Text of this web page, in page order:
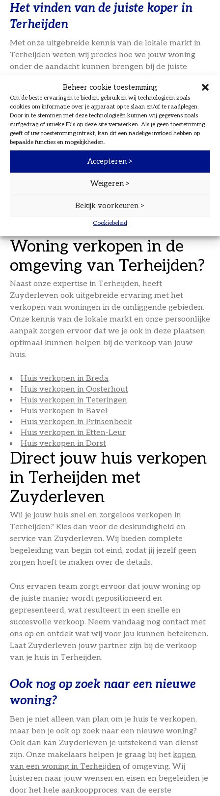
Beheer cookie toestemming
Om de beste ervaringen te bieden, gebruiken wij technologieën zoals
cookies om informatie over je apparaat op te slaan en/of te raadplegen.
Door in te stemmen met deze technologieën kunnen wij gegevens zoals
surfgedrag of unieke ID's op deze site verwerken. Als je geen toestemming
geeft of uw toestemming intrekt, kan dit een nadelige invloed hebben op
bepaalde functies en mogelijkheden.
Accepteren >
Weigeren >
Bekijk voorkeuren >
Cookiebeleid
Het vinden van de juiste koper in
Terheijden
Met onze uitgebreide kennis van de lokale markt in
Terheijden weten wij precies hoe we jouw woning
onder de aandacht kunnen brengen bij de juiste
en ons uitgebreide netwerk om potentiële kopers te
bereiken. Door onze gerichte aanpak vinden wij snel
de juiste koper voor jouw huis.
Wij nemen al het werk uit handen
Bij Zuyderleven nemen we alle zorgen uit handen.
Van het plannen en begeleiden van bezichtigingen tot
het onderhandelen over de verkoopprijs en het
Zo kun jij je richten op de toekomst, terwijl wij zorgen
voor een succesvolle verkoop van jouw woning.
Woning verkopen in de
omgeving van Terheijden?
Naast onze expertise in Terheijden, heeft
Zuyderleven ook uitgebreide ervaring met het
verkopen van woningen in de omliggende gebieden.
Onze kennis van de lokale markt en onze persoonlijke
aanpak zorgen ervoor dat we je ook in deze plaatsen
optimaal kunnen helpen bij de verkoop van jouw
huis.
Huis verkopen in Breda
Huis verkopen in Oosterhout
Huis verkopen in Teteringen
Huis verkopen in Bavel
Huis verkopen in Prinsenbeek
Huis verkopen in Etten-Leur
Huis verkopen in Dorst
Direct jouw huis verkopen
in Terheijden met
Zuyderleven
Wil je jouw huis snel en zorgeloos verkopen in
Terheijden? Kies dan voor de deskundigheid en
service van Zuyderleven. Wij bieden complete
begeleiding van begin tot eind, zodat jij jezelf geen
zorgen hoeft te maken over de details.
Ons ervaren team zorgt ervoor dat jouw woning op
de juiste manier wordt gepositioneerd en
gepresenteerd, wat resulteert in een snelle en
succesvolle verkoop. Neem vandaag nog contact met
ons op en ontdek wat wij voor jou kunnen betekenen.
Laat Zuyderleven jouw partner zijn bij de verkoop
van je huis in Terheijden.
Ook nog op zoek naar een nieuwe
woning?
Ben je niet alleen van plan om je huis te verkopen,
maar ben je ook op zoek naar een nieuwe woning?
Ook dan kan Zuyderleven je uitstekend van dienst
zijn. Onze makelaars helpen je graag bij het kopen
van een woning in Terheijden of omgeving. Wij
luisteren naar jouw wensen en eisen en begeleiden je
door het hele aankoopproces, van de eerste